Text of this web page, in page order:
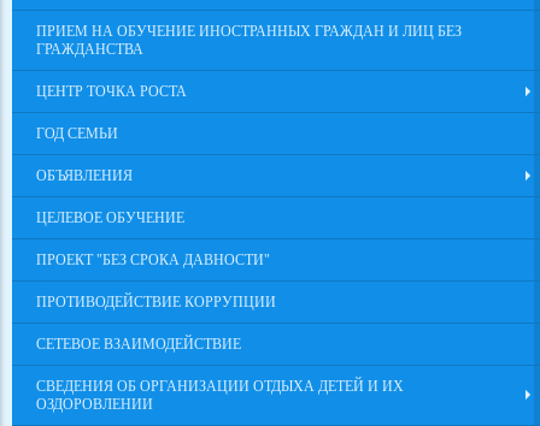
ПРИЕМ НА ОБУЧЕНИЕ ИНОСТРАННЫХ ГРАЖДАН И ЛИЦ БЕЗ
ГРАЖДАНСТВА
ЦЕНТР ТОЧКА РОСТА
ГОД СЕМЬИ
ОБЪЯВЛЕНИЯ
ЦЕЛЕВОЕ ОБУЧЕНИЕ
ПРОЕКТ "БЕЗ СРОКА ДАВНОСТИ"
ПРОТИВОДЕЙСТВИЕ КОРРУПЦИИ
СЕТЕВОЕ ВЗАИМОДЕЙСТВИЕ
СВЕДЕНИЯ ОБ ОРГАНИЗАЦИИ ОТДЫХА ДЕТЕЙ И ИХ
ОЗДОРОВЛЕНИИ